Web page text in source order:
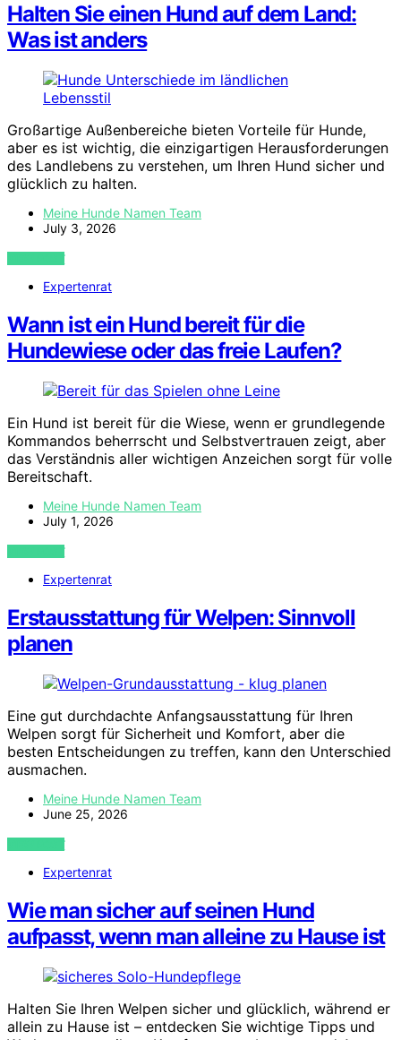
Halten Sie einen Hund auf dem Land:
Was ist anders
Großartige Außenbereiche bieten Vorteile für Hunde,
aber es ist wichtig, die einzigartigen Herausforderungen
des Landlebens zu verstehen, um Ihren Hund sicher und
glücklich zu halten.
Meine Hunde Namen Team
July 3, 2026
VIEW POST
Expertenrat
Wann ist ein Hund bereit für die
Hundewiese oder das freie Laufen?
Ein Hund ist bereit für die Wiese, wenn er grundlegende
Kommandos beherrscht und Selbstvertrauen zeigt, aber
das Verständnis aller wichtigen Anzeichen sorgt für volle
Bereitschaft.
Meine Hunde Namen Team
July 1, 2026
VIEW POST
Expertenrat
Erstausstattung für Welpen: Sinnvoll
planen
Eine gut durchdachte Anfangsausstattung für Ihren
Welpen sorgt für Sicherheit und Komfort, aber die
besten Entscheidungen zu treffen, kann den Unterschied
ausmachen.
Meine Hunde Namen Team
June 25, 2026
VIEW POST
Expertenrat
Wie man sicher auf seinen Hund
aufpasst, wenn man alleine zu Hause ist
Halten Sie Ihren Welpen sicher und glücklich, während er
allein zu Hause ist – entdecken Sie wichtige Tipps und